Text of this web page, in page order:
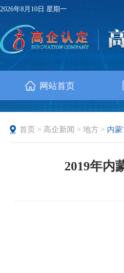
2026年8月10日 星期一
网站首页
首页 > 高企新闻 > 地方 > 内
2019年内